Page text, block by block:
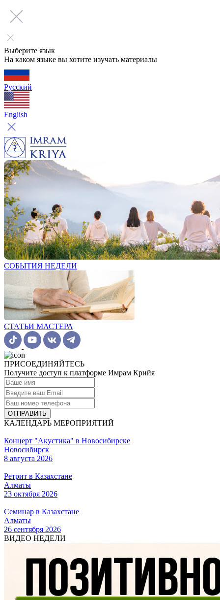
Выберите язык
На каком языке вы хотите изучать материалы
Русский
English
СОБЫТИЯ НЕДЕЛИ
СТАТЬИ МАСТЕРА
ПРИСОЕДИНЯЙТЕСЬ
Получите доступ к платформе Имрам Крийя
ОТПРАВИТЬ
КАЛЕНДАРЬ МЕРОПРИЯТИЙ
Концерт "Акустика" в Новосибирске
Новосибирск
8 августа 2026
Ретрит в Казахстане
Алматы
23 октября 2026
Семинар в Казахстане
Алматы
26 сентября 2026
ВИДЕО НЕДЕЛИ